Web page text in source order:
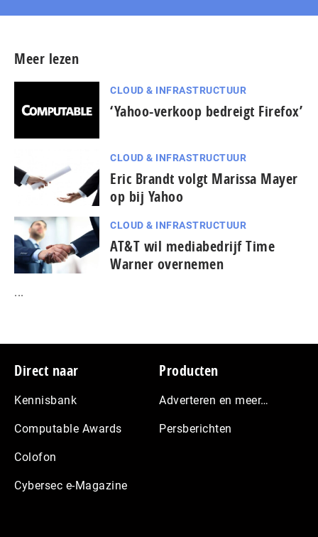
Meer lezen
CLOUD & INFRASTRUCTUUR
‘Yahoo-verkoop bedreigt Firefox’
CLOUD & INFRASTRUCTUUR
Eric Brandt volgt Marissa Mayer
op bij Yahoo
CLOUD & INFRASTRUCTUUR
AT&T wil mediabedrijf Time
Warner overnemen
...
Footer
Direct naar
Kennisbank
Computable Awards
Colofon
Cybersec e-Magazine
Producten
Adverteren en meer…
Persberichten